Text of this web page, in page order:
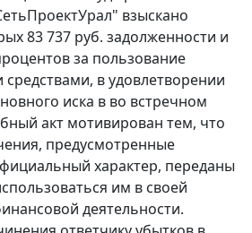
взыскано
83 737 руб. задолженности и
за пользование
в удовлетворении
иска в во встречном
акт мотивирован тем, что
предусмотренные
характер, переданы
им в своей
деятельности.